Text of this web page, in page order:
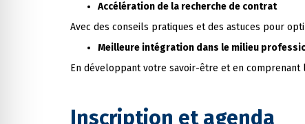
Accélération de la recherche de contrat
Avec des conseils pratiques et des astuces pour
Meilleure intégration dans le milieu
En développant votre savoir-être et en
Inscription et agenda